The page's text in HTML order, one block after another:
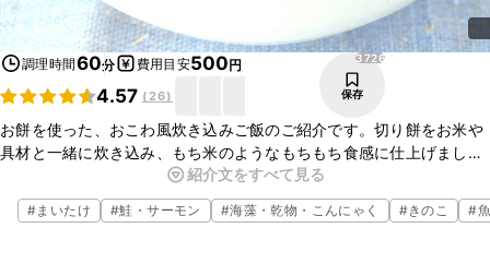
調理時間60分 費用目安500円
4.57 (26)
3726
保存
お餅を使った、おこわ風炊き込みご飯のご紹介です。切り餅をお米や
具材と一緒に炊き込み、もち米のようなもちもち食感に仕上げまし
た。鮭フレークと塩こんぶの旨みがごはんによくなじみ、少ない調味
料でも簡単に味が調いますよ。ぜひお試しくださいね。
紹介文をすべて見る
#まいたけ #鮭・サーモン #海藻・乾物・こんにゃく #きのこ #